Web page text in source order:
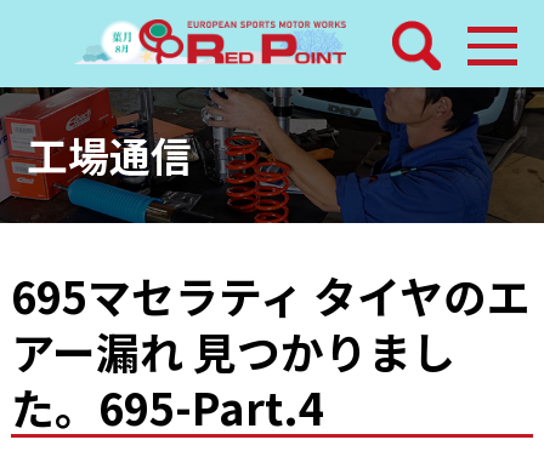
検索
ホーム
トピックス
レッドポイントパーツ
その他サービス
工場通信
695マセラティ タイヤのエ
アー漏れ 見つかりまし
た。695-Part.4